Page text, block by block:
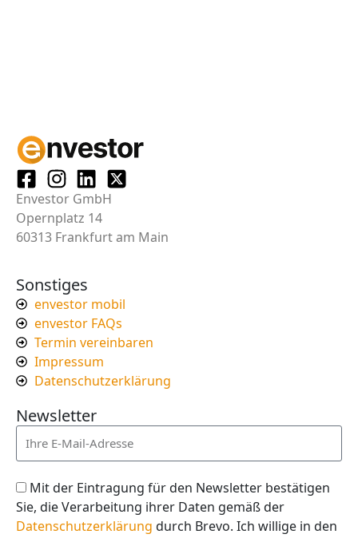
Envestor GmbH
Opernplatz 14
60313 Frankfurt am Main
Sonstiges
envestor mobil
envestor FAQs
Termin vereinbaren
Impressum
Datenschutzerklärung
Newsletter
Mit der Eintragung für den Newsletter bestätigen
Sie, die Verarbeitung ihrer Daten gemäß der
Datenschutzerklärung durch Brevo. Ich willige in den